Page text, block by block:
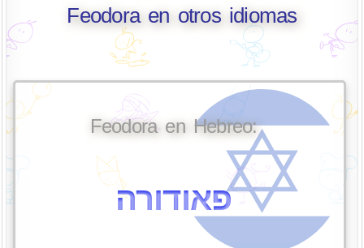
Feodora en otros idiomas
Feodora en Hebreo:
פאודורה